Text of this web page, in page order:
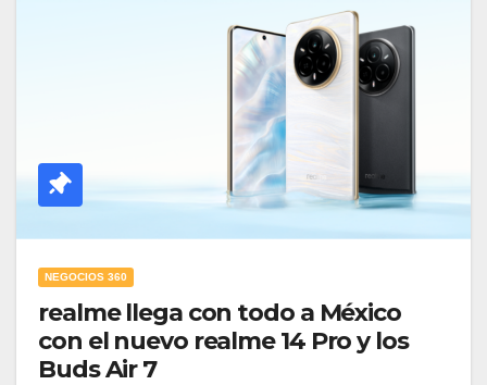
NEGOCIOS 360
realme llega con todo a México
con el nuevo realme 14 Pro y los
Buds Air 7